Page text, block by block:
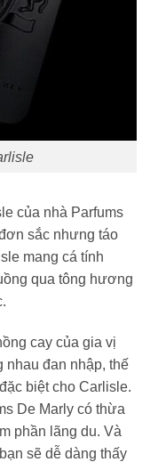
của nhà Parfums
sắc nhưng táo
mang cá tính
qua tông hương
cay của gia vị
nhau đan nhập, thế
biệt cho Carlisle.
De Marly có thừa
phần lãng du. Và
sẽ dễ dàng thấy